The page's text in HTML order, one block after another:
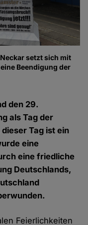
setzt sich mit
Beendigung der
den 29.
als Tag der
Tag ist ein
eine
eine friedliche
Deutschlands,
Feierlichkeiten